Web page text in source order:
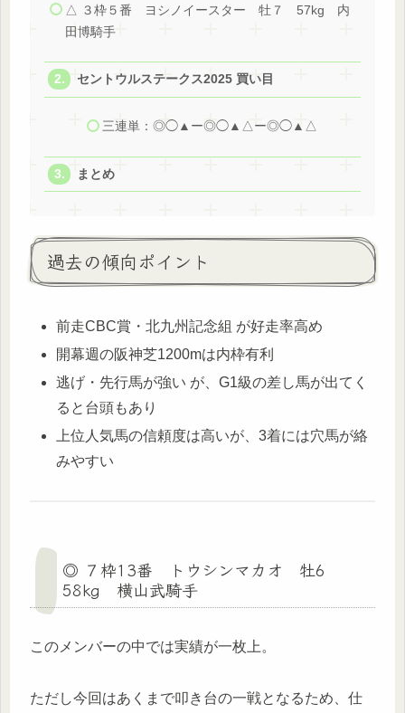
△ ３枠５番 ヨシノイースター 牡７ 57kg 内
田博騎手
セントウルステークス2025 買い目
三連単：◎◯▲ー◎◯▲△ー◎◯▲△
まとめ
過去の傾向ポイント
前走CBC賞・北九州記念組 が好走率高め
開幕週の阪神芝1200mは内枠有利
逃げ・先行馬が強い が、G1級の差し馬が出てく
ると台頭もあり
上位人気馬の信頼度は高いが、3着には穴馬が絡
みやすい
◎ ７枠13番 トウシンマカオ 牡6
58kg 横山武騎手
このメンバーの中では実績が一枚上。
ただし今回はあくまで叩き台の一戦となるため、仕